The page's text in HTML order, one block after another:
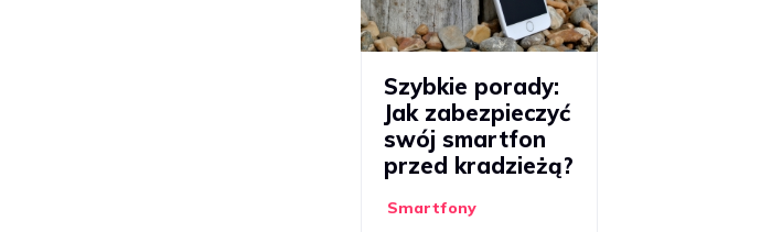
Szybkie porady:
Jak zabezpieczyć
swój smartfon
przed kradzieżą?
Smartfony